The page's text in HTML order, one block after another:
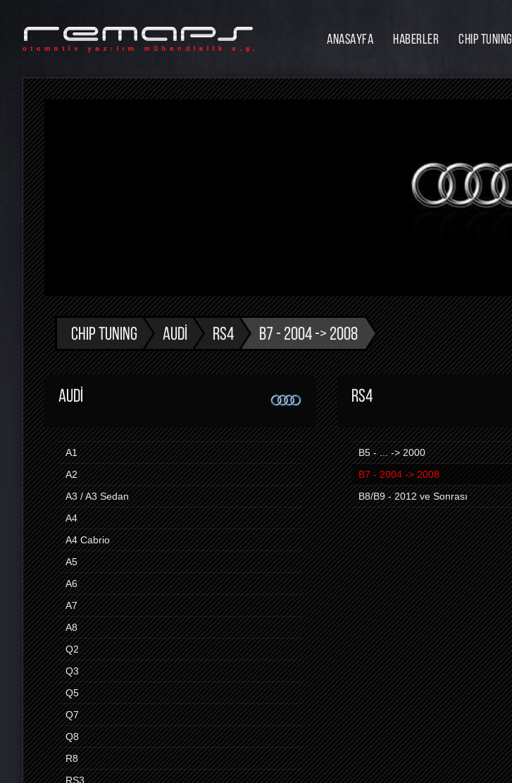
ANASAYFA HABERLER CHIP TUNING
CHIP TUNING AUDI RS4 B7 - 2004 -> 2008
AUDI
A1
A2
A3 / A3 Sedan
A4
A4 Cabrio
A5
A6
A7
A8
Q2
Q3
Q5
Q7
Q8
R8
RS3
RS4
B5 - ... -> 2000
B7 - 2004 -> 2008
B8/B9 - 2012 ve Sonrası